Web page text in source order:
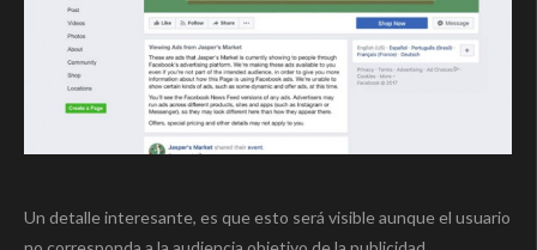
Un detalle interesante, es que esto será visible aunque el usuario